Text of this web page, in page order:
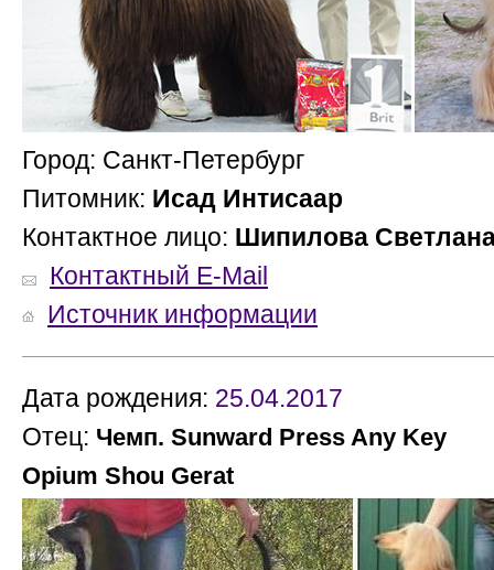
Город: Санкт-Петербург
Питомник: Исад Интисаар
Контактное лицо: Шипилова
Контактный E-Mail
Источник информации
Дата рождения: 25.04.2017
Отец: Чемп. Sunward Press Any Key
Opium Shou Gerat